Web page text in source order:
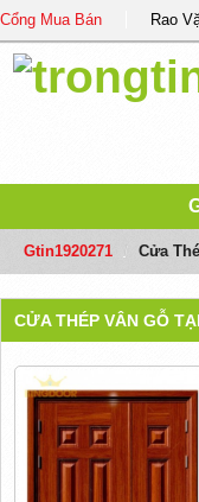
Cổng Mua Bán Rao
Gtin1920271 Cửa
CỬA THÉP VÂN GỖ